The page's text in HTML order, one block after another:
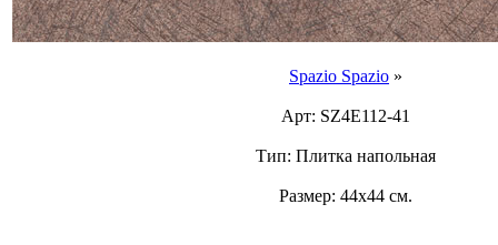
Spazio Spazio »
Арт: SZ4E112-41
Тип: Плитка напольная
Размер: 44x44 см.